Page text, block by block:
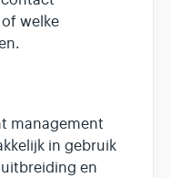
welke
management
in gebruik
en